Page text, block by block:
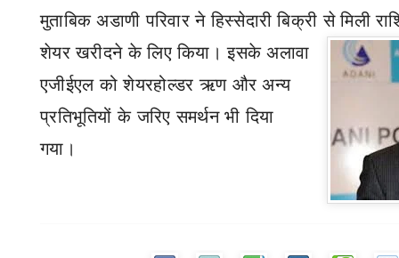
मुताबिक अडाणी परिवार ने हिस्सेदारी बिक्री से मिली
शेयर खरीदने के लिए किया। इसके अलावा
एजीईएल को शेयरहोल्डर ऋण और अन्य
प्रतिभूतियों के जरिए समर्थन भी दिया
गया।